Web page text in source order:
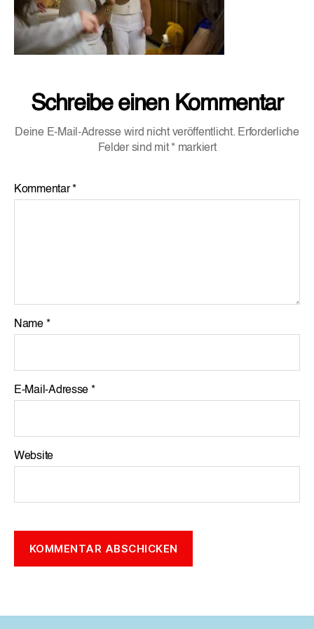
Schreibe einen Kommentar
Deine E-Mail-Adresse wird nicht veröffentlicht. Erforderliche
Felder sind mit * markiert
Kommentar*
Name *
E-Mail-Adresse *
Website